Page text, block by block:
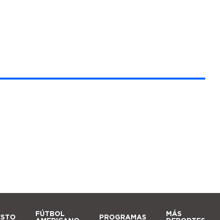
FÚTBOL
PROGRAMAS
MÁS